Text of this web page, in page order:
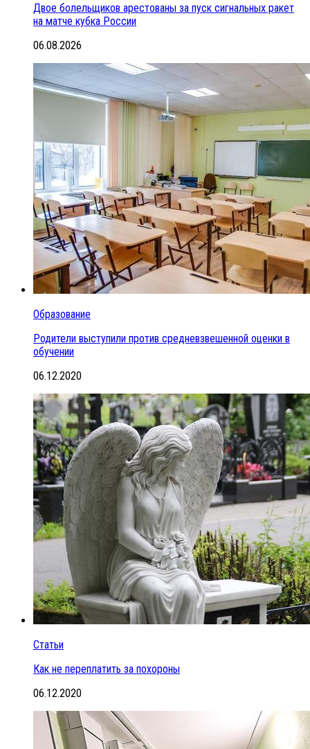
Двое болельщиков арестованы за пуск сигнальных ракет
на матче кубка России
06.08.2026
Образование
Родители выступили против средневзвешенной оценки в
обучении
06.12.2020
Статьи
Как не переплатить за похороны
06.12.2020